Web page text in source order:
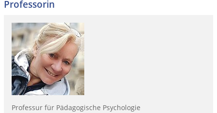
Professorin
Professur für Pädagogische Psychologie